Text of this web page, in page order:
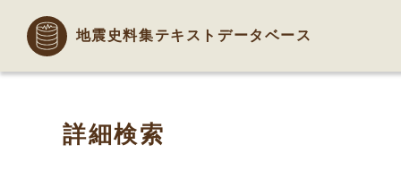
地震史料集テキストデータベース
詳細検索